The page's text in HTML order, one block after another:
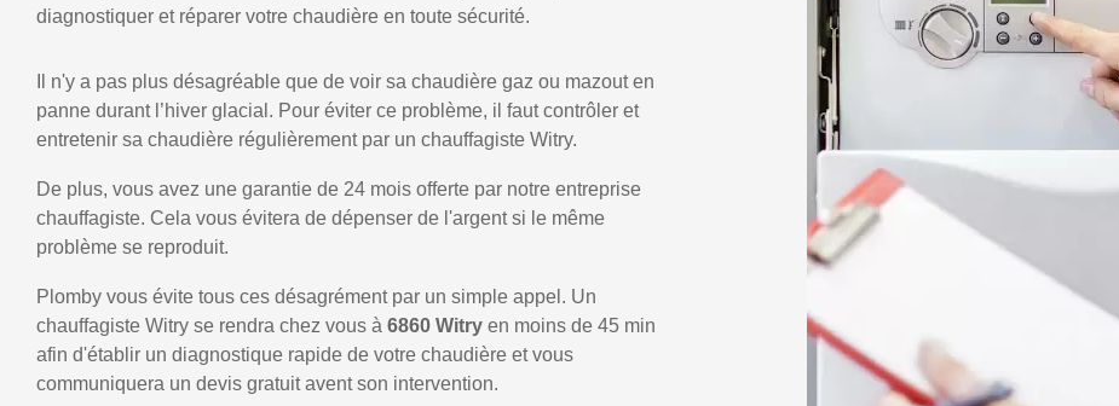
diagnostiquer et réparer votre chaudière en toute sécurité.
Il n'y a pas plus désagréable que de voir sa chaudière gaz ou mazout en
panne durant l’hiver glacial. Pour éviter ce problème, il faut contrôler et
entretenir sa chaudière régulièrement par un chauffagiste Witry.
De plus, vous avez une garantie de 24 mois offerte par notre entreprise
chauffagiste. Cela vous évitera de dépenser de l'argent si le même
problème se reproduit.
Plomby vous évite tous ces désagrément par un simple appel. Un
chauffagiste Witry se rendra chez vous à 6860 Witry en moins de 45 min
afin d'établir un diagnostique rapide de votre chaudière et vous
communiquera un devis gratuit avent son intervention.